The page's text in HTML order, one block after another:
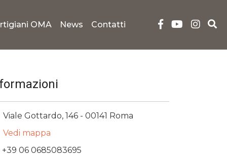
OMA News Contatti
Viale Gottardo, 146 - 00141 Roma
Vedi mappa
+39 06 0685083695